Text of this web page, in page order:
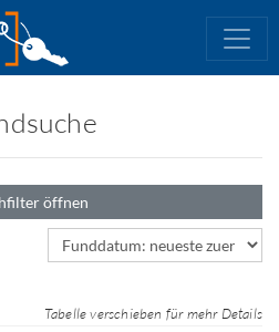
öffnen
Sortierfeld
Tabelle verschieben für mehr Details